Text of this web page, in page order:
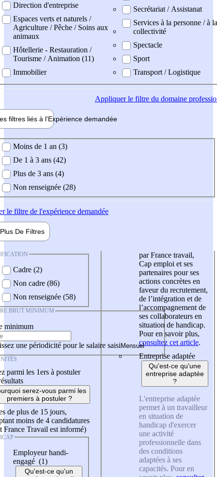
Direction d'entreprise
Espaces verts et naturels /
Agriculture / Pêche / Soins aux
animaux
Hôtellerie - Restauration /
Tourisme / Animation (11)
Immobilier
Secrétariat / Assistanat
Services à la personne / à la
collectivité
Spectacle
Sport
Transport / Logistique
Appliquerle filtre du domaine
filtres liés à l'Expérience demandée
demandée
Moins de 1 an (3)
De 1 à 3 ans (42)
Plus de 3 ans (4)
Non renseignée (28)
le filtre de l'expérience demandée
Plus De Filtres
Cadre (2)
Non cadre (86)
Non renseignée (58)
BRUT MINIMUM
minimum
une périodicité pour le salaire saisi
parmi les 1ers à postuler
serez-vous parmi les
premiers à postuler ?
de plus de 15 jours,
moins de 4 candidatures
France Travail est informé)
Employeur handi-
engagé (1)
Qu'est-ce qu'un
par France travail,
Cap emploi et ses
partenaires pour ses
actions concrètes en
faveur du recrutement,
de l’intégration et de
l’accompagnement de
ses collaborateurs en
situation de handicap.
Pour en savoir plus,
consultez cet article.
Entreprise adaptée
Qu'est-ce qu'une
entreprise adaptée
?
L'entreprise adaptée
permet à un travailleur
en situation de
handicap d'exercer
une activité
professionnelle dans
des conditions
adaptées à ses
capacités. Pour en